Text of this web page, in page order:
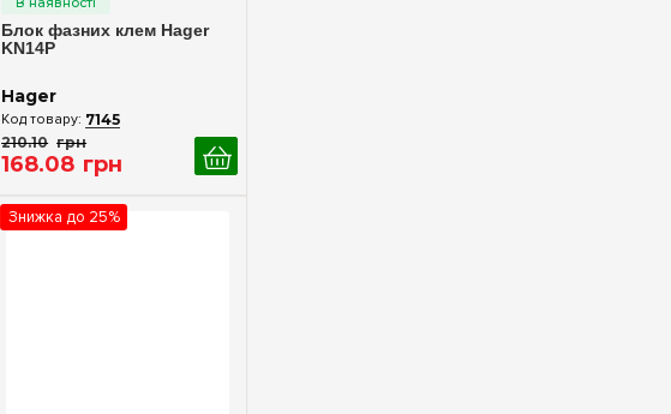
Блок фазних клем Hager
KN14P
Hager
7145
210.10 грн
168.08 грн
Знижка до 25%